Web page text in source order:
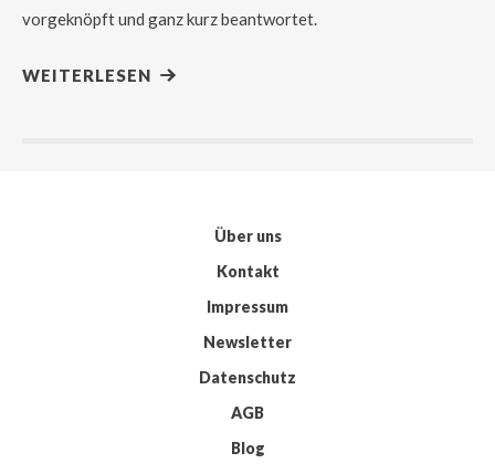
vorgeknöpft und ganz kurz beantwortet.
WEITERLESEN
Über uns
Kontakt
Impressum
Newsletter
Datenschutz
AGB
Blog